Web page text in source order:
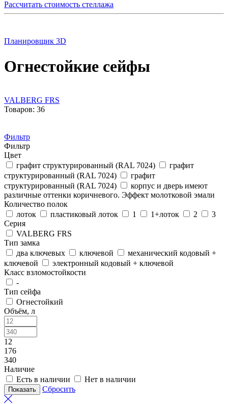
Рассчитать стоимость стеллажа
Планировщик 3D
Огнестойкие сейфы
VALBERG FRS
Товаров: 36
Фильтр
Фильтр
Цвет
графит структурированный (RAL 7024)
графит
структурированный (RAL 7024)
графит
структурированный (RAL 7024)
корпус и дверь имеют
различные оттенки коричневого. Эффект молотковой эмали
Количество полок
лоток
пластиковый лоток 1 1+лоток 2
3
Серия
VALBERG FRS
Тип замка
два ключевых
ключевой
механический кодовый +
ключевой
электронный кодовый + ключевой
Класс взломостойкости
-
Тип сейфа
Огнестойкий
Объём, л
12
176
340
Наличие
Есть в наличии
Нет в наличии
Сбросить